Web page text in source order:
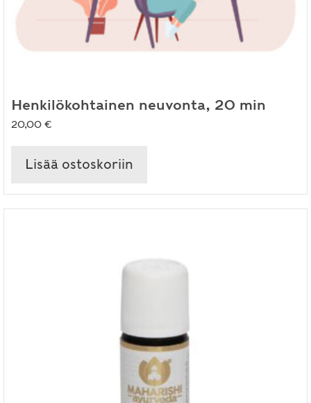
Henkilökohtainen neuvonta, 20 min
20,00 €
Lisää ostoskoriin